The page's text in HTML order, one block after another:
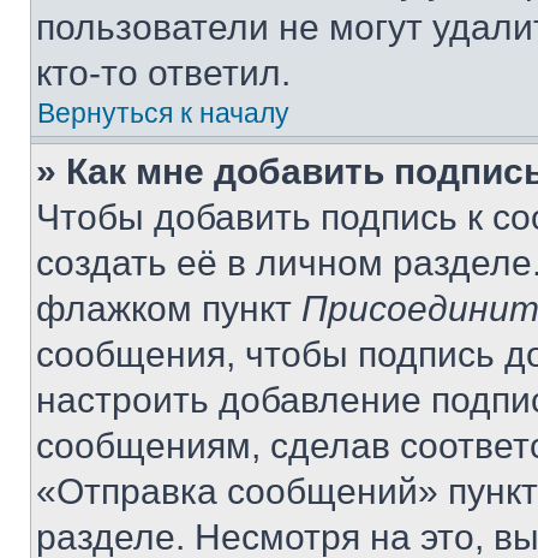
пользователи не могут
кто-то ответил.
Вернуться к началу
» Как мне добавить
Чтобы добавить подпись к
создать её в личном
флажком пункт
сообщения, чтобы подпись
настроить добавление
сообщениям, сделав
«Отправка сообщений»
разделе. Несмотря на это,